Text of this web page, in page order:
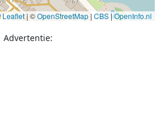
Leaflet|©OpenStreetMap | CBS |OpenInfo.nl
Advertentie: